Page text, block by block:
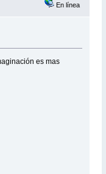
En línea
es mas